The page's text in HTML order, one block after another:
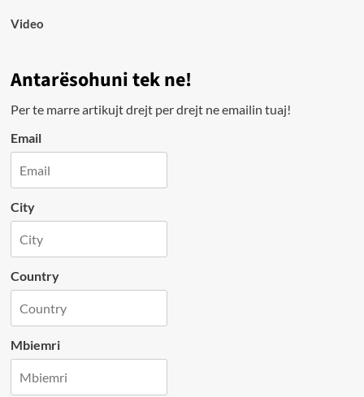
Video
Antarësohuni tek ne!
Per te marre artikujt drejt per drejt ne emailin tuaj!
Email
City
Country
Mbiemri